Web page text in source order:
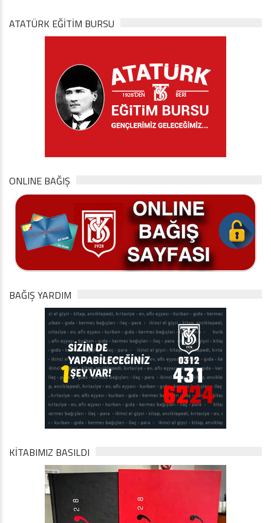
ATATÜRK EĞITIM BURSU
ONLINE BAĞIŞ
BAĞIŞ YARDIM
KİTABIMIZ BASILDI